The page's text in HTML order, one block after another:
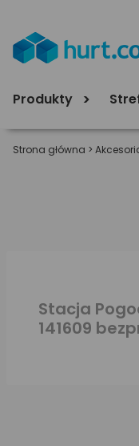
Produkty
Strona główna >
Stacja
141609